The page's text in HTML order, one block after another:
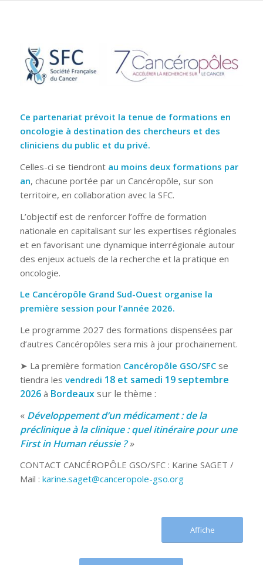
Ce partenariat prévoit la tenue de formations en
oncologie à destination des chercheurs et des
cliniciens du public et du privé.
Celles-ci se tiendront au moins deux formations par
an, chacune portée par un Cancéropôle, sur son
territoire, en collaboration avec la SFC.
L’objectif est de renforcer l’offre de formation
nationale en capitalisant sur les expertises régionales
et en favorisant une dynamique interrégionale autour
des enjeux actuels de la recherche et la pratique en
oncologie.
Le Cancéropôle Grand Sud-Ouest organise la
première session pour l’année 2026.
Le programme 2027 des formations dispensées par
d’autres Cancéropôles sera mis à jour prochainement.
➤ La première formation Cancéropôle GSO/SFCse
tiendra les vendredi 18 et samedi 19 septembre
2026à Bordeauxsur le thème :
« Développement d’un médicament : de la
préclinique à la clinique : quel itinéraire pour une
First in Human réussie ?»
CONTACT CANCÉROPÔLE GSO/SFC : Karine SAGET /
Mail : karine.saget@canceropole-gso.org
Affiche